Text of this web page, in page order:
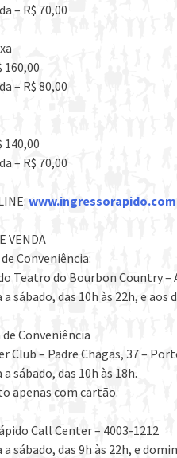
– R$ 70,00
160,00
– R$ 80,00
140,00
– R$ 70,00
VENDA
Conveniência:
Teatro do Bourbon Country –
a sábado, das 10h às 22h, e aos
Conveniência
Club – Padre Chagas, 37 –
a sábado, das 10h às 18h.
apenas com cartão.
Call Center – 4003-1212
a sábado, das 9h às 22h, e